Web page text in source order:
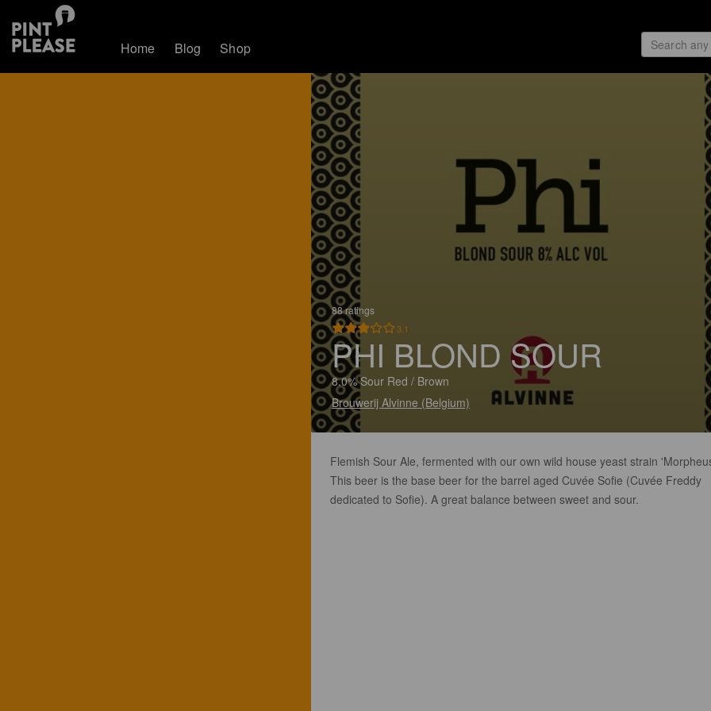
Home Blog Shop
88 ratings
3.1
PHI BLOND SOUR
8.0% Sour Red / Brown
Brouwerij Alvinne (Belgium)
Flemish Sour Ale, fermented with our own wild house yeast strain
This beer is the base beer for the barrel aged Cuvée Sofie (Cuvée Freddy
dedicated to Sofie). A great balance between sweet and sour.